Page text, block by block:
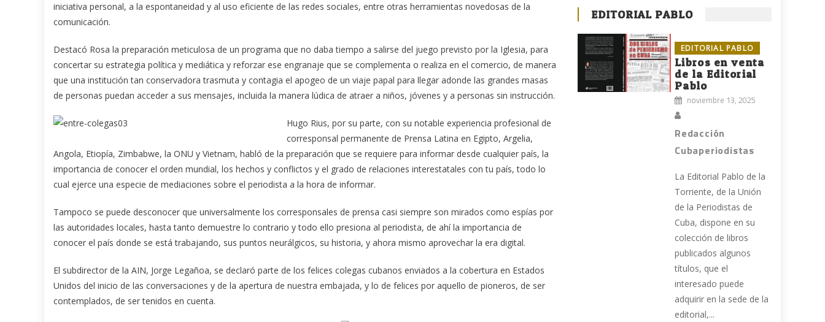
iniciativa personal, a la espontaneidad y al uso eficiente de las redes sociales, entre otras herramientas novedosas de la
comunicación.
Destacó Rosa la preparación meticulosa de un programa que no daba tiempo a salirse del juego previsto por la Iglesia, para
concertar su estrategia política y mediática y reforzar ese engranaje que se complementa o realiza en el comercio, de manera
que una institución tan conservadora trasmuta y contagia el apogeo de un viaje papal para llegar adonde las grandes masas
de personas puedan acceder a sus mensajes, incluida la manera lúdica de atraer a niños, jóvenes y a personas sin instrucción.
Hugo Rius, por su parte, con su notable experiencia profesional de
corresponsal permanente de Prensa Latina en Egipto, Argelia,
Angola, Etiopía, Zimbabwe, la ONU y Vietnam, habló de la preparación que se requiere para informar desde cualquier país, la
importancia de conocer el orden mundial, los hechos y conflictos y el grado de relaciones interestatales con tu país, todo lo
cual ejerce una especie de mediaciones sobre el periodista a la hora de informar.
Tampoco se puede desconocer que universalmente los corresponsales de prensa casi siempre son mirados como espías por
las autoridades locales, hasta tanto demuestre lo contrario y todo ello presiona al periodista, de ahí la importancia de
conocer el país donde se está trabajando, sus puntos neurálgicos, su historia, y ahora mismo aprovechar la era digital.
El subdirector de la AIN, Jorge Legañoa, se declaró parte de los felices colegas cubanos enviados a la cobertura en Estados
Unidos del inicio de las conversaciones y de la apertura de nuestra embajada, y lo de felices por aquello de pioneros, de ser
contemplados, de ser tenidos en cuenta.
EDITORIAL PABLO
EDITORIAL PABLO
Libros en venta
de la Editorial
Pablo
noviembre 13, 2025
Redacción
Cubaperiodistas
La Editorial Pablo de la
Torriente, de la Unión
de la Periodistas de
Cuba, dispone en su
colección de libros
publicados algunos
títulos, que el
interesado puede
adquirir en la sede de la
editorial,...